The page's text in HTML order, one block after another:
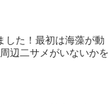
した！最初は海藻が動
辺二サメがいないかを